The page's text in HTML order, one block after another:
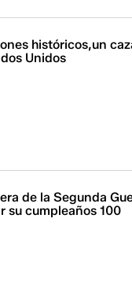
históricos,un
Unidos
de la Segunda
su cumpleaños 100